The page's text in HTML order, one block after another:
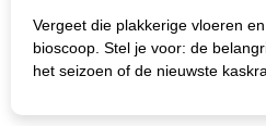
Vergeet die plakkerige vloeren
bioscoop. Stel je voor: de
het seizoen of de nieuwste